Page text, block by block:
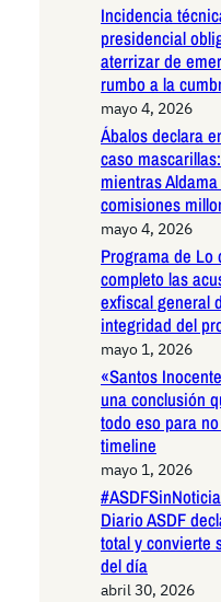
Incidencia
presidencial
aterrizar de
rumbo a la
mayo 4, 2026
Ábalos declara
caso
mientras
comisiones
mayo 4, 2026
Programa de Lo
completo las
exfiscal general
integridad del
mayo 1, 2026
«Santos
una conclusión
todo eso para
timeline
mayo 1, 2026
Diario ASDF
total y convierte
del día
abril 30, 2026